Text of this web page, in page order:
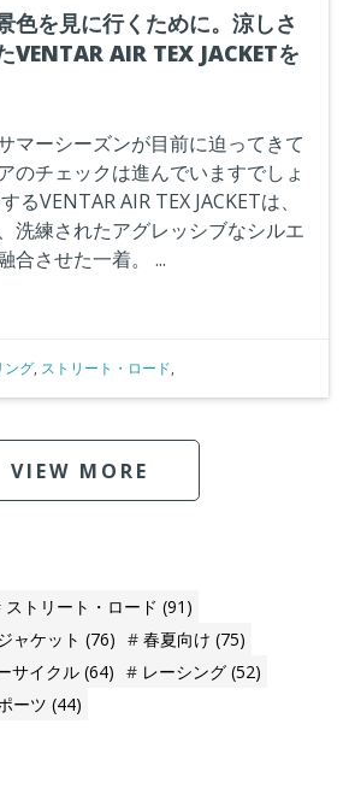
色を見に行くために。涼しさ
VENTAR AIR TEX JACKETを
マーシーズンが目前に迫ってきて
のチェックは進んでいますでしょ
るVENTAR AIR TEX JACKETは、
洗練されたアグレッシブなシルエ
合させた一着。
...
ング, ストリート・ロード,
VIEW MORE
ストリート・ロード (91)
ャケット (76) 春夏向け (75)
サイクル (64) レーシング (52)
ーツ (44)